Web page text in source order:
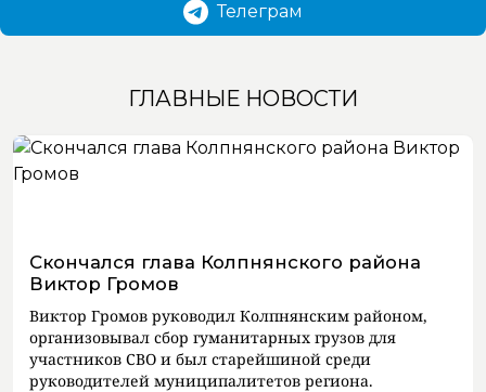
Телеграм
ГЛАВНЫЕ НОВОСТИ
Скончался глава Колпнянского района
Виктор Громов
Виктор Громов руководил Колпнянским районом,
организовывал сбор гуманитарных грузов для
участников СВО и был старейшиной среди
руководителей муниципалитетов региона.